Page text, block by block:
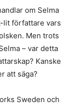
om Selma
lit författare vars
Men trots
– var detta
Kanske
att säga?
Sweden och